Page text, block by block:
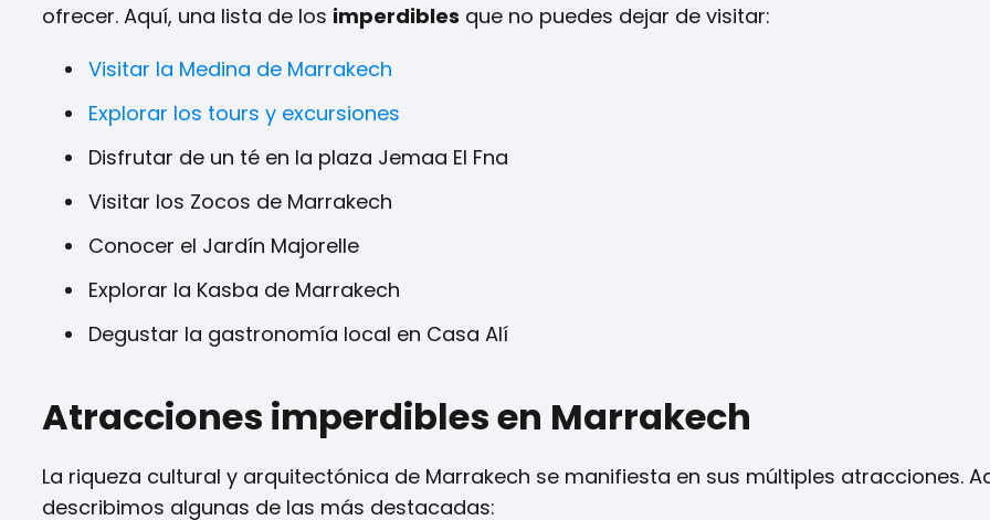
ofrecer. Aquí, una lista de los imperdibles que no puedes dejar de visitar:
Visitar la Medina de Marrakech
Explorar los tours y excursiones
Disfrutar de un té en la plaza Jemaa El Fna
Visitar los Zocos de Marrakech
Conocer el Jardín Majorelle
Explorar la Kasba de Marrakech
Degustar la gastronomía local en Casa Alí
Atracciones imperdibles en Marrakech
La riqueza cultural y arquitectónica de Marrakech se manifiesta en sus múltiples atracciones.
describimos algunas de las más destacadas: